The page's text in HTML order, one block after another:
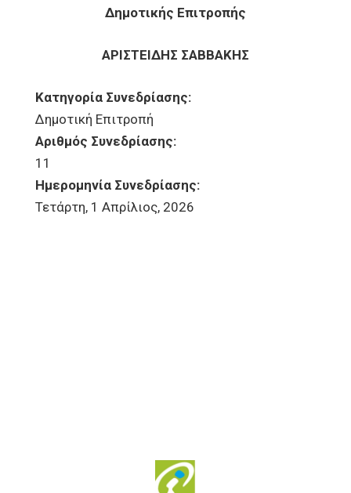
Δημοτικής Επιτροπής
ΑΡΙΣΤΕΙΔΗΣ ΣΑΒΒΑΚΗΣ
Κατηγορία Συνεδρίασης:
Δημοτική Επιτροπή
Αριθμός Συνεδρίασης:
11
Ημερομηνία Συνεδρίασης:
Τετάρτη, 1 Απρίλιος, 2026